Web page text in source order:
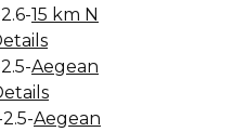
15 km N
Aegean
Aegean